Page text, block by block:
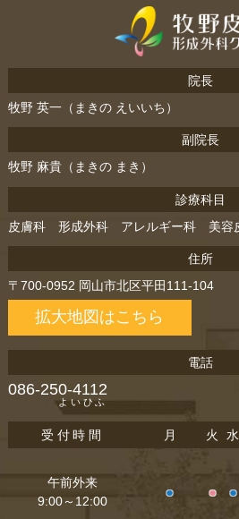
院長
牧野 英一（まきの えいいち）
副院長
牧野 麻貴（まきの まき）
診療科目
皮膚科 形成外科 アレルギー科 美容
住所
〒700-0952 岡山市北区平田111-104
拡大地図はこちら
電話
086-250-4112
よいひふ
受付時間 月 火 水
午前外来
9:00～12:00
● ● ●